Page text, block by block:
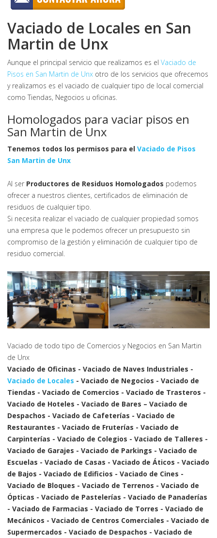
Vaciado de Locales en San
Martin de Unx
Aunque el principal servicio que realizamos es el Vaciado de
Pisos en San Martin de Unx otro de los servicios que ofrecemos
y realizamos es el vaciado de cualquier tipo de local comercial
como Tiendas, Negocios u oficinas.
Homologados para vaciar pisos en
San Martin de Unx
Tenemos todos los permisos para el Vaciado de Pisos
San Martin de Unx
Al ser Productores de Residuos Homologados podemos
ofrecer a nuestros clientes, certificados de eliminación de
residuos de cualquier tipo.
Si necesita realizar el vaciado de cualquier propiedad somos
una empresa que le podemos ofrecer un presupuesto sin
compromiso de la gestión y eliminación de cualquier tipo de
residuo comercial.
Vaciado de todo tipo de Comercios y Negocios en San Martin
de Unx
Vaciado de Oficinas - Vaciado de Naves Industriales -
Vaciado de Locales - Vaciado de Negocios - Vaciado de
Tiendas - Vaciado de Comercios - Vaciado de Trasteros -
Vaciado de Hoteles - Vaciado de Bares – Vaciado de
Despachos - Vaciado de Cafeterías - Vaciado de
Restaurantes - Vaciado de Fruterías - Vaciado de
Carpinterías - Vaciado de Colegios - Vaciado de Talleres -
Vaciado de Garajes - Vaciado de Parkings - Vaciado de
Escuelas - Vaciado de Casas - Vaciado de Áticos - Vaciado
de Bajos - Vaciado de Edificios - Vaciado de Cines -
Vaciado de Bloques - Vaciado de Terrenos - Vaciado de
Ópticas - Vaciado de Pastelerías - Vaciado de Panaderías
- Vaciado de Farmacias - Vaciado de Torres - Vaciado de
Mecánicos - Vaciado de Centros Comerciales - Vaciado de
Supermercados - Vaciado de Despachos - Vaciado de